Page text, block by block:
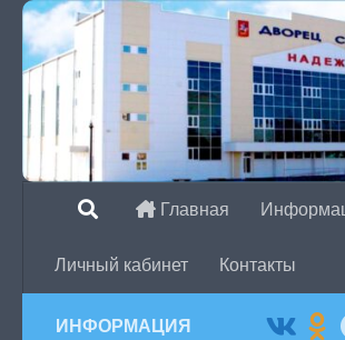
Перейти к содержимому
Главная
Личный кабинет Контакты
ИНФОРМАЦИЯ